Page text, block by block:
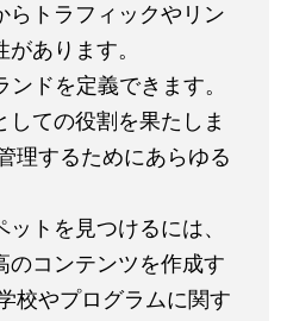
らトラフィックやリン
あります。
ドを定義できます。
ての役割を果たしま
理するためにあらゆる
トを見つけるには、
のコンテンツを作成す
校やプログラムに関す